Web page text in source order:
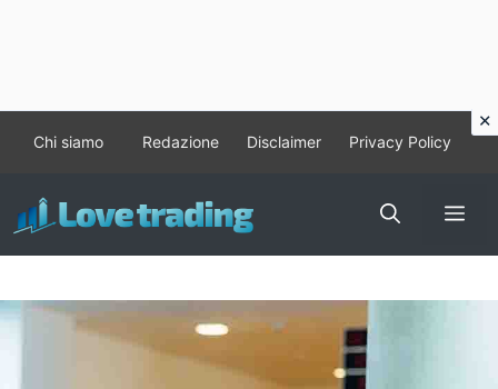
contenuto
Chi siamo Redazione Disclaimer Privacy Policy